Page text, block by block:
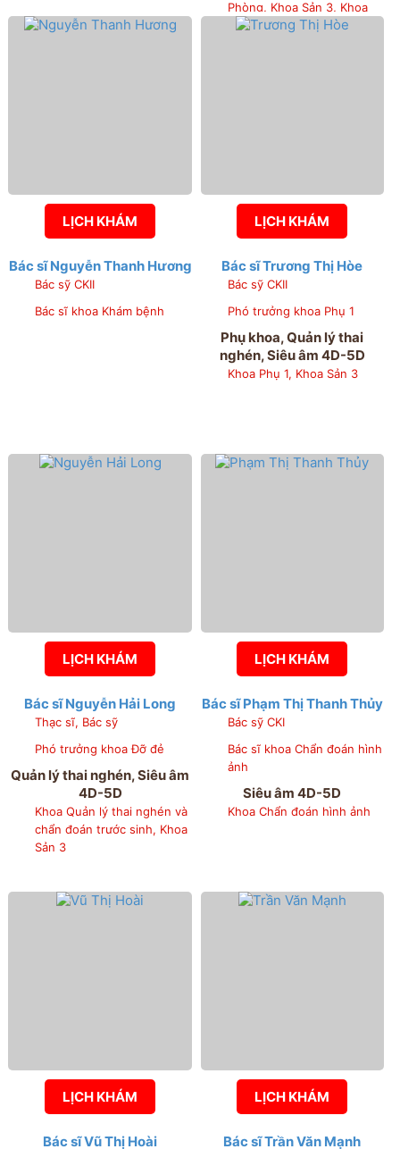
Phòng, Khoa Sản 3, Khoa
Sơ sinh, Phòng Chỉ đạo
LỊCH KHÁM
Bác sĩ Nguyễn Thanh Hương
Bác sỹ CKII
Bác sĩ khoa Khám bệnh
LỊCH KHÁM
Bác sĩ Trương Thị Hòe
Bác sỹ CKII
Phó trưởng khoa Phụ 1
Phụ khoa, Quản lý thai
nghén, Siêu âm 4D-5D
Khoa Phụ 1, Khoa Sản 3
LỊCH KHÁM
Bác sĩ Nguyễn Hải Long
Thạc sĩ, Bác sỹ
Phó trưởng khoa Đỡ đẻ
Quản lý thai nghén, Siêu âm
4D-5D
Khoa Quản lý thai nghén và
chẩn đoán trước sinh, Khoa
Sản 3
LỊCH KHÁM
Bác sĩ Phạm Thị Thanh Thủy
Bác sỹ CKI
Bác sĩ khoa Chẩn đoán hình
ảnh
Siêu âm 4D-5D
Khoa Chẩn đoán hình ảnh
LỊCH KHÁM
Bác sĩ Vũ Thị Hoài
LỊCH KHÁM
Bác sĩ Trần Văn Mạnh